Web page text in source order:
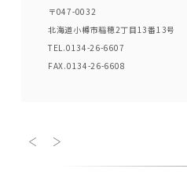
〒047-0032
北海道小樽市稲穂2丁目13番13号
TEL.0134-26-6607
FAX.0134-26-6608